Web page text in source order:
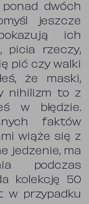
dwóch
jeszcze
ich
picia rzeczy,
pić czy walki
że maski,
nihilizm to z
w błędzie.
faktów
wiąże się z
jedzenie, ma
podczas
kolekcję 50
w przypadku